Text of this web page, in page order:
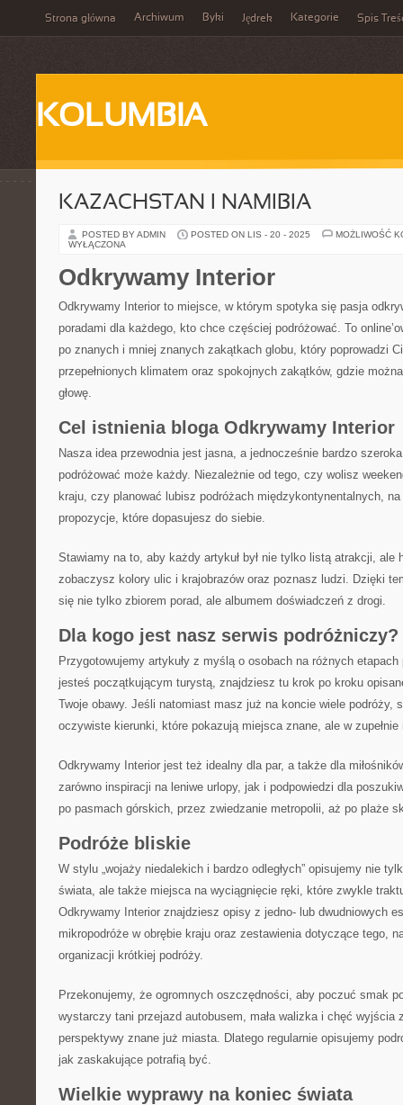
Strona główna Archiwum Byki Jędrek Kategorie Spis
KOLUMBIA
KAZACHSTAN I NAMIBIA
POSTED BY ADMIN POSTED ON LIS - 20 - 2025
MOŻLIWOŚĆ
WYŁĄCZONA
Odkrywamy Interior
Odkrywamy Interior to miejsce, w którym spotyka się pasja
poradami dla każdego, kto chce częściej podróżować. To
po znanych i mniej znanych zakątkach globu, który poprowadzi
przepełnionych klimatem oraz spokojnych zakątków, gdzie
głowę.
Cel istnienia bloga Odkrywamy Interior
Nasza idea przewodnia jest jasna, a jednocześnie bardzo
podróżować może każdy. Niezależnie od tego, czy wolisz
kraju, czy planować lubisz podróżach międzykontynentalnych,
propozycje, które dopasujesz do siebie.
Stawiamy na to, aby każdy artykuł był nie tylko listą atrakcji, ale
zobaczysz kolory ulic i krajobrazów oraz poznasz ludzi. Dzięki
się nie tylko zbiorem porad, ale albumem doświadczeń z drogi.
Dla kogo jest nasz serwis podróżniczy?
Przygotowujemy artykuły z myślą o osobach na różnych
jesteś początkującym turystą, znajdziesz tu krok po kroku
Twoje obawy. Jeśli natomiast masz już na koncie wiele podróży,
oczywiste kierunki, które pokazują miejsca znane, ale w
Odkrywamy Interior jest też idealny dla par, a także dla
zarówno inspiracji na leniwe urlopy, jak i podpowiedzi dla
po pasmach górskich, przez zwiedzanie metropolii, aż po plaże
Podróże bliskie
W stylu „wojaży niedalekich i bardzo odległych” opisujemy nie
świata, ale także miejsca na wyciągnięcie ręki, które zwykle
Odkrywamy Interior znajdziesz opisy z jedno- lub dwudniowych
mikropodróże w obrębie kraju oraz zestawienia dotyczące tego,
organizacji krótkiej podróży.
Przekonujemy, że ogromnych oszczędności, aby poczuć smak
wystarczy tani przejazd autobusem, mała walizka i chęć wyjścia
perspektywy znane już miasta. Dlatego regularnie opisujemy
jak zaskakujące potrafią być.
Wielkie wyprawy na koniec świata